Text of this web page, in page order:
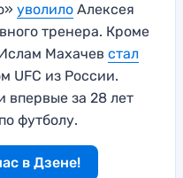
уволило Алексея
тренера. Кроме
Махачев стал
UFC из России.
впервые за 28 лет
футболу.
в Дзене!